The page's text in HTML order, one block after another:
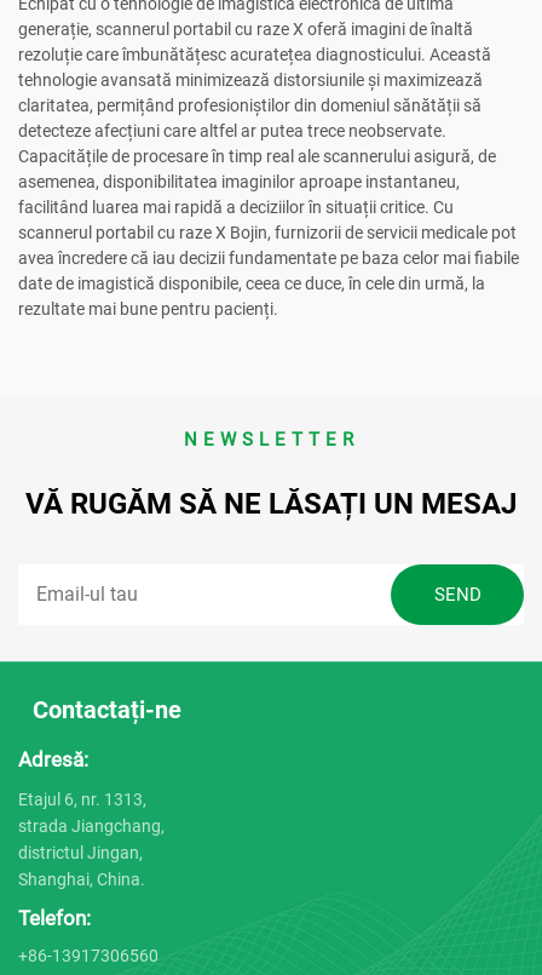
Echipat cu o tehnologie de imagistică electronică de ultimă
generație, scannerul portabil cu raze X oferă imagini de înaltă
rezoluție care îmbunătățesc acuratețea diagnosticului. Această
tehnologie avansată minimizează distorsiunile și maximizează
claritatea, permițând profesioniștilor din domeniul sănătății să
detecteze afecțiuni care altfel ar putea trece neobservate.
Capacitățile de procesare în timp real ale scannerului asigură, de
asemenea, disponibilitatea imaginilor aproape instantaneu,
facilitând luarea mai rapidă a deciziilor în situații critice. Cu
scannerul portabil cu raze X Bojin, furnizorii de servicii medicale pot
avea încredere că iau decizii fundamentate pe baza celor mai fiabile
date de imagistică disponibile, ceea ce duce, în cele din urmă, la
rezultate mai bune pentru pacienți.
NEWSLETTER
VĂ RUGĂM SĂ NE LĂSAȚI UN MESAJ
Contactați-ne
Adresă:
Etajul 6, nr. 1313,
strada Jiangchang,
districtul Jingan,
Shanghai, China.
Telefon:
+86-13917306560